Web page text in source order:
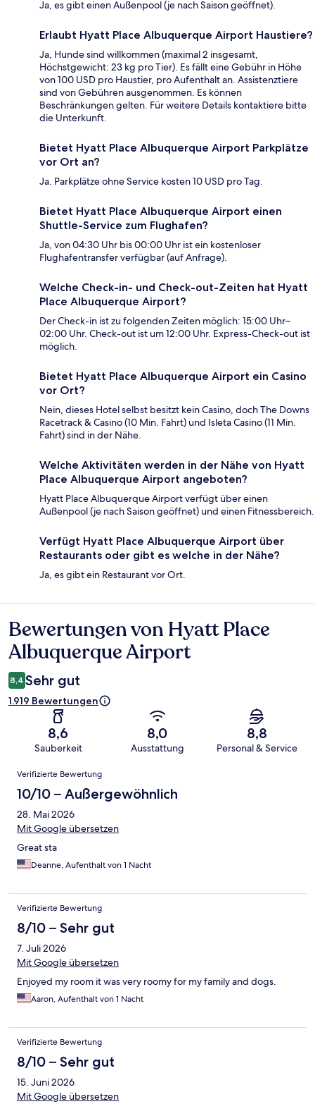
Ja, es gibt einen Außenpool (je nach Saison geöffnet).
Erlaubt Hyatt Place Albuquerque Airport Haustiere?
Ja, Hunde sind willkommen (maximal 2 insgesamt,
Höchstgewicht: 23 kg pro Tier). Es fällt eine Gebühr in Höhe
von 100 USD pro Haustier, pro Aufenthalt an. Assistenztiere
sind von Gebühren ausgenommen. Es können
Beschränkungen gelten. Für weitere Details kontaktiere bitte
die Unterkunft.
Bietet Hyatt Place Albuquerque Airport Parkplätze
vor Ort an?
Ja. Parkplätze ohne Service kosten 10 USD pro Tag.
Bietet Hyatt Place Albuquerque Airport einen
Shuttle-Service zum Flughafen?
Ja, von 04:30 Uhr bis 00:00 Uhr ist ein kostenloser
Flughafentransfer verfügbar (auf Anfrage).
Welche Check-in- und Check-out-Zeiten hat Hyatt
Place Albuquerque Airport?
Der Check-in ist zu folgenden Zeiten möglich: 15:00 Uhr–
02:00 Uhr. Check-out ist um 12:00 Uhr. Express-Check-out ist
möglich.
Bietet Hyatt Place Albuquerque Airport ein Casino
vor Ort?
Nein, dieses Hotel selbst besitzt kein Casino, doch The Downs
Racetrack & Casino (10 Min. Fahrt) und Isleta Casino (11 Min.
Fahrt) sind in der Nähe.
Welche Aktivitäten werden in der Nähe von Hyatt
Place Albuquerque Airport angeboten?
Hyatt Place Albuquerque Airport verfügt über einen
Außenpool (je nach Saison geöffnet) und einen Fitnessbereich.
Verfügt Hyatt Place Albuquerque Airport über
Restaurants oder gibt es welche in der Nähe?
Ja, es gibt ein Restaurant vor Ort.
Bewertungen
Bewertungen von Hyatt Place
Albuquerque Airport
8,4 Sehr gut
1.919 Bewertungen
8,6
Sauberkeit
8,0
Ausstattung
8,8
Personal & Service
Bewertungen
Verifizierte Bewertung
10/10 – Außergewöhnlich
28. Mai 2026
Mit Google übersetzen
Great sta
Deanne, Aufenthalt von 1 Nacht
Verifizierte Bewertung
8/10 – Sehr gut
7. Juli 2026
Mit Google übersetzen
Enjoyed my room it was very roomy for my family and dogs.
Aaron, Aufenthalt von 1 Nacht
Verifizierte Bewertung
8/10 – Sehr gut
15. Juni 2026
Mit Google übersetzen